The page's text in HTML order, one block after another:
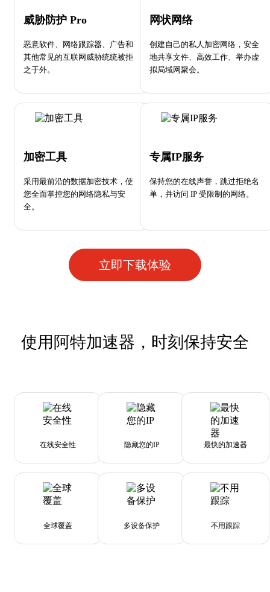
威胁防护 Pro
恶意软件、网络跟踪器、广告和
其他常见的互联网威胁统统被拒
之于外。
网状网络
创建自己的私人加密网络，安全
地共享文件、高效工作、举办虚
拟局域网聚会。
加密工具
采用最前沿的数据加密技术，使
您全面掌控您的网络隐私与安
全。
专属IP服务
保持您的在线声誉，跳过拒绝名
单，并访问 IP 受限制的网络。
立即下载体验
使用阿特加速器，时刻保持安全
在线安全性 隐藏您的IP 最快的加速器
全球覆盖 多设备保护 不用跟踪